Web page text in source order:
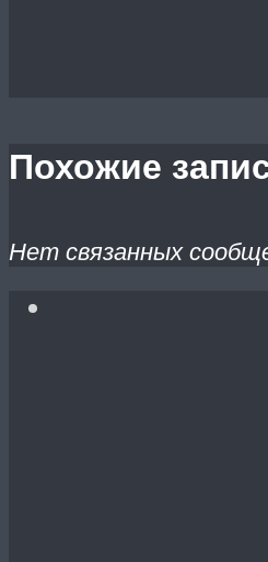
Похожие
Нет связанных